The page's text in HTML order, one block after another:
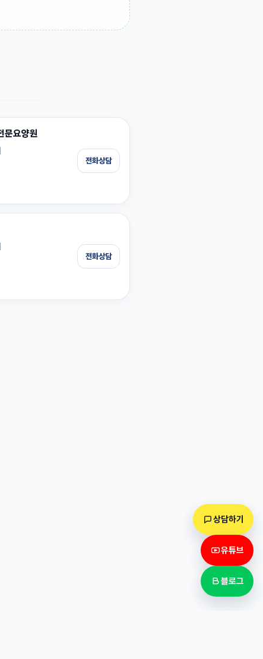
문요양원
전화상담
전화상담
상담하기
유튜브
블로그